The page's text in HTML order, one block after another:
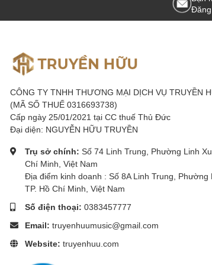
Ống lens máy ảnh là gì?
Ống lensmáy ảnh, còn được biết đến với tên gọi là
thập và định hình ánh sáng từ cảnh vật, sau đó
Các loại ốnglens máy ảnh trên thị trường
Đăng
CÔNG TY TNHH THƯƠNG MẠI DỊCH VỤ TRUYỀN
(MÃ SỐ THUẾ 0316693738)
Cấp ngày 25/01/2021 tại CC thuế Thủ Đức
Đại diện: NGUYỄN HỮU TRUYỀN
Trụ sở chính: Số 74 Linh Trung, Phường Linh
Chí Minh, Việt Nam
Địa điểm kinh doanh : Số 8A Linh Trung, Phường
TP. Hồ Chí Minh, Việt Nam
Số điện thoại: 0383457777
Email: truyenhuumusic@gmail.com
Website: truyenhuu.com